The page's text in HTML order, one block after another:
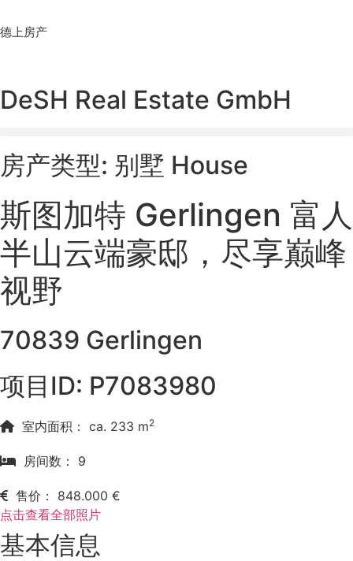
to
德上房产
DeSH Real Estate GmbH
房产类型: 别墅 House
斯图加特 Gerlingen 富人
半山云端豪邸，尽享巅峰
视野
70839 Gerlingen
项目ID: P7083980
室内面积： ca. 233 m2
房间数： 9
售价： 848.000 €
点击查看全部照片
基本信息